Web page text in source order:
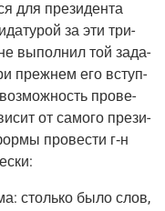
для пре­зи­ден­та
за эти три-
выпол­нил той зада­
преж­нем его вступ­
про­ве­
от само­го пре­зи­
про­ве­сти г‑н
столь­ко было слов,